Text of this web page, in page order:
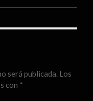
será publicada. Los
con *